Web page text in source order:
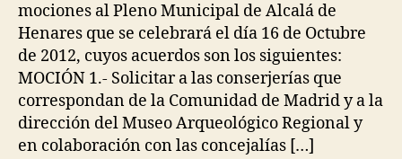
mociones al Pleno Municipal de Alcalá de
Henares que se celebrará el día 16 de Octubre
de 2012, cuyos acuerdos son los siguientes:
MOCIÓN 1.- Solicitar a las conserjerías que
correspondan de la Comunidad de Madrid y a la
dirección del Museo Arqueológico Regional y
en colaboración con las concejalías […]